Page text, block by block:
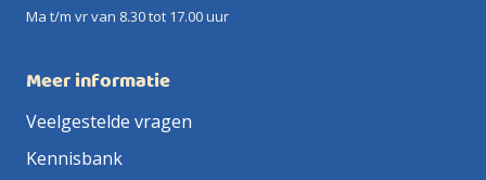
Ma t/m vr van 8.30 tot 17.00 uur
Meer informatie
Veelgestelde vragen
Kennisbank